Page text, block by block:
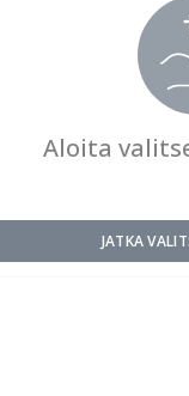
Aloita
JATKA